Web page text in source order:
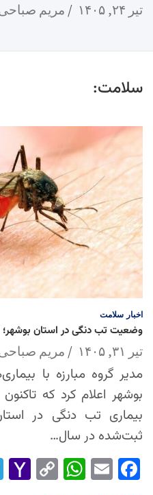
تیر ۲۴, ۱۴۰۵ مریم
سلامت:
اخبار سلامت
وضعیت تب دنگی در استان
تیر ۳۱, ۱۴۰۵ مریم
مدیر گروه مبارزه با
بوشهر اعلام کرد که
بیماری تب دنگی در
ثبت‌شده در سال…
Fac
Em
Wh
Co